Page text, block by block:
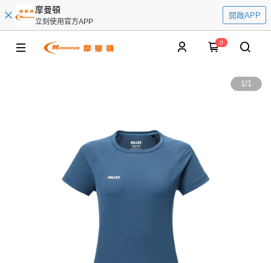
摩曼頓
立刻使用官方APP
開啟APP
0
1/1